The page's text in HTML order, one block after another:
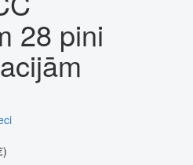
28 pini